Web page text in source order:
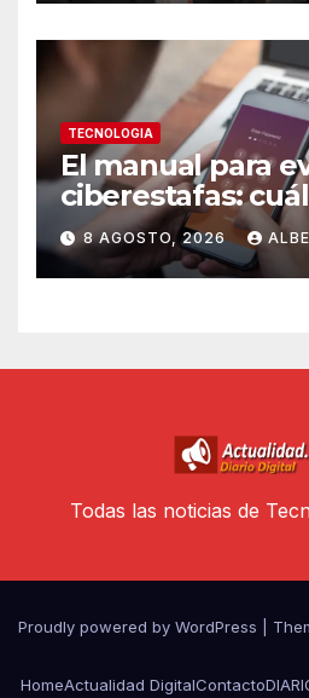
TECNOLOGIA
El manual para
ciberestafas:
engaños más
señales de alerta
8 AGOSTO, 2026
Todas las noticias de
Proudly powered by WordPress
HomeActualidad DigitalContacto